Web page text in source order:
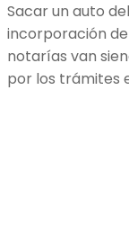
Sacar un auto
incorporación
notarías van
por los trámites